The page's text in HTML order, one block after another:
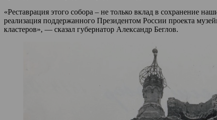
«Реставрация этого собора – не только вклад в сохранение
реализация поддержанного Президентом России проекта
кластеров», — сказал губернатор Александр Беглов.